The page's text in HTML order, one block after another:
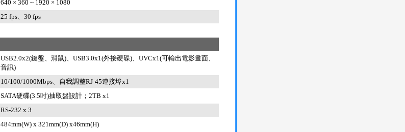
640 × 360 ~ 1920 × 1080
25 fps、30 fps
USB2.0x2(鍵盤、滑鼠)、USB3.0x1(外接硬碟)、UVCx1(可輸出電影畫面、
音訊)
10/100/1000Mbps、自我調整RJ-45連接埠x1
SATA硬碟(3.5吋)抽取盤設計；2TB x1
RS-232 x 3
484mm(W) x 321mm(D) x46mm(H)